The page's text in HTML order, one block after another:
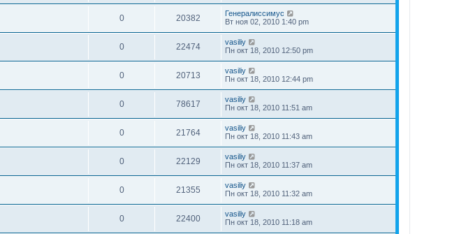
0 20382
Генералиссимус
Вт ноя 02, 2010 1:40 pm
0 22474
vasiliy
Пн окт 18, 2010 12:50 pm
0 20713
vasiliy
Пн окт 18, 2010 12:44 pm
0 78617
vasiliy
Пн окт 18, 2010 11:51 am
0 21764
vasiliy
Пн окт 18, 2010 11:43 am
0 22129
vasiliy
Пн окт 18, 2010 11:37 am
0 21355
vasiliy
Пн окт 18, 2010 11:32 am
0 22400
vasiliy
Пн окт 18, 2010 11:18 am